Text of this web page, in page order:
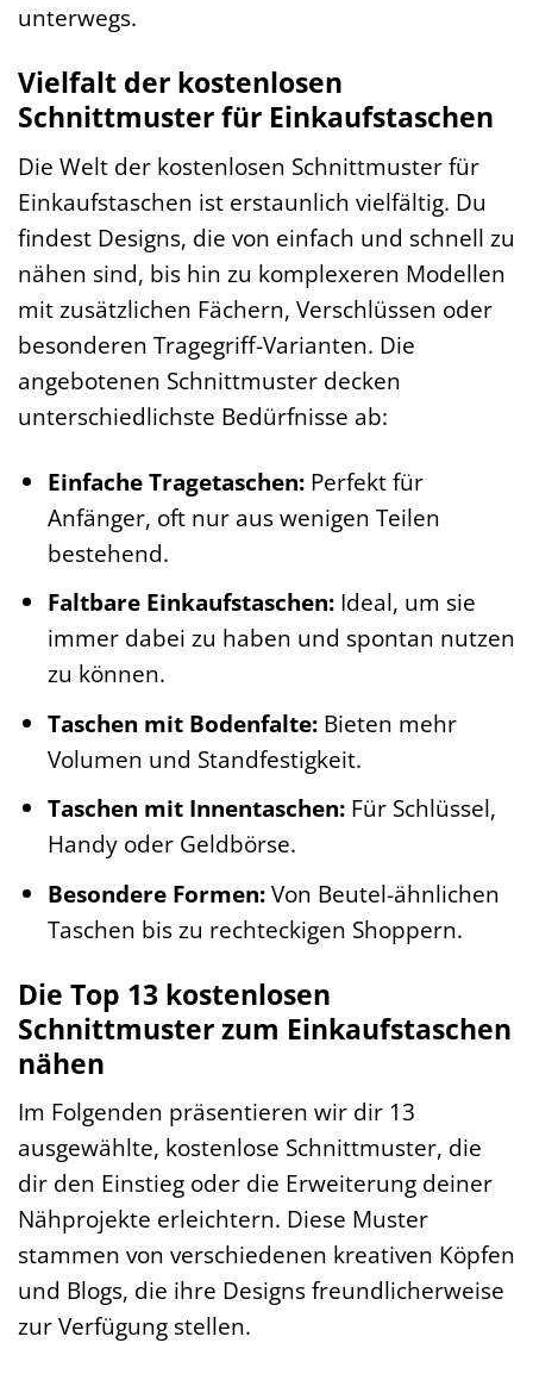
unterwegs.
Vielfalt der kostenlosen
Schnittmuster für Einkaufstaschen
Die Welt der kostenlosen Schnittmuster für
Einkaufstaschen ist erstaunlich vielfältig. Du
findest Designs, die von einfach und schnell zu
nähen sind, bis hin zu komplexeren Modellen
mit zusätzlichen Fächern, Verschlüssen oder
besonderen Tragegriff-Varianten. Die
angebotenen Schnittmuster decken
unterschiedlichste Bedürfnisse ab:
Einfache Tragetaschen:Perfekt für
Anfänger, oft nur aus wenigen Teilen
bestehend.
Faltbare Einkaufstaschen:Ideal, um sie
immer dabei zu haben und spontan nutzen
zu können.
Taschen mit Bodenfalte:Bieten mehr
Volumen und Standfestigkeit.
Taschen mit Innentaschen:Für Schlüssel,
Handy oder Geldbörse.
Besondere Formen:Von Beutel-ähnlichen
Taschen bis zu rechteckigen Shoppern.
Die Top 13 kostenlosen
Schnittmuster zum Einkaufstaschen
nähen
Im Folgenden präsentieren wir dir 13
ausgewählte, kostenlose Schnittmuster, die
dir den Einstieg oder die Erweiterung deiner
Nähprojekte erleichtern. Diese Muster
stammen von verschiedenen kreativen Köpfen
und Blogs, die ihre Designs freundlicherweise
zur Verfügung stellen.